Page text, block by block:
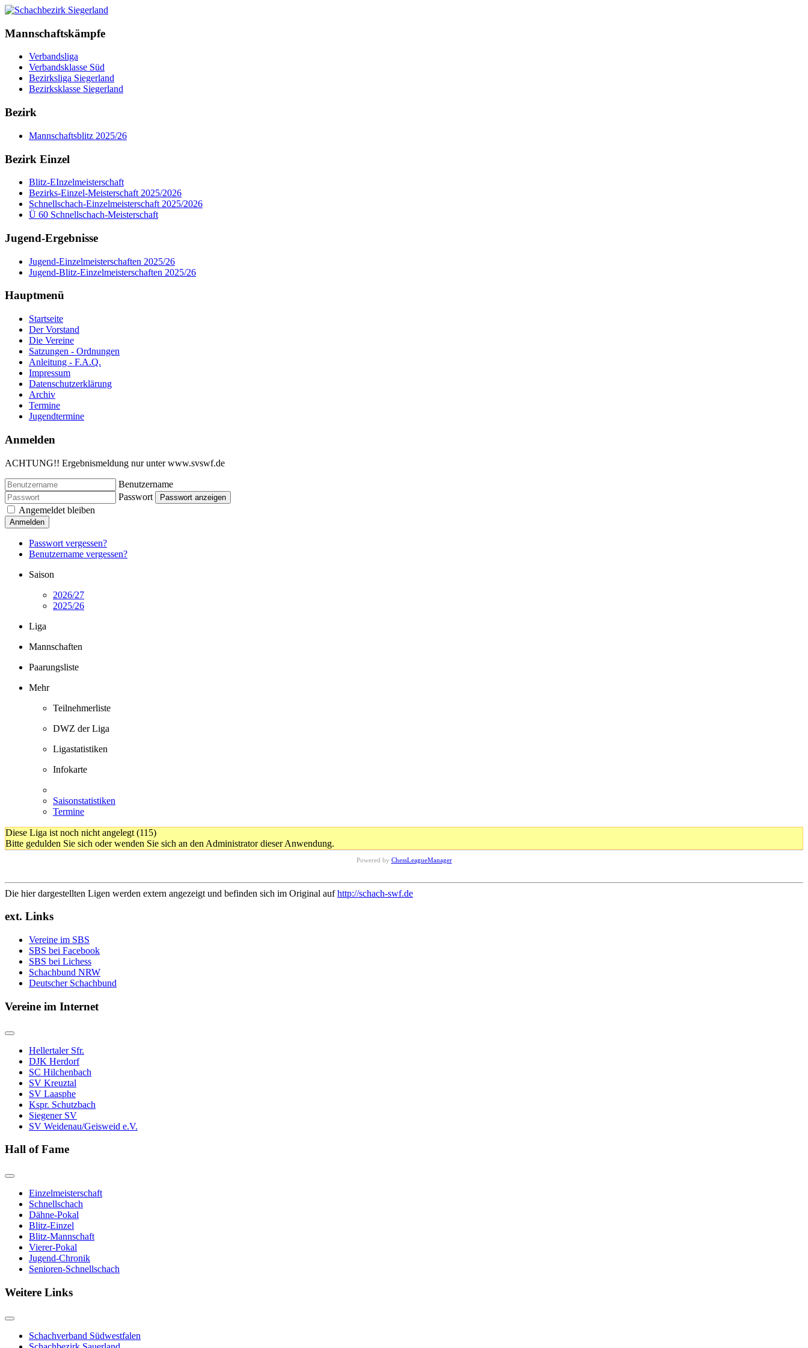
Mannschaftskämpfe
Verbandsliga
Verbandsklasse Süd
Bezirksliga Siegerland
Bezirksklasse Siegerland
Bezirk
Mannschaftsblitz 2025/26
Bezirk Einzel
Blitz-EInzelmeisterschaft
Bezirks-Einzel-Meisterschaft 2025/2026
Schnellschach-Einzelmeisterschaft 2025/2026
Ü 60 Schnellschach-Meisterschaft
Jugend-Ergebnisse
Jugend-Einzelmeisterschaften 2025/26
Jugend-Blitz-Einzelmeisterschaften 2025/26
Hauptmenü
Startseite
Der Vorstand
Die Vereine
Satzungen - Ordnungen
Anleitung - F.A.Q.
Impressum
Datenschutzerklärung
Archiv
Termine
Jugendtermine
Anmelden
ACHTUNG!! Ergebnismeldung nur unter www.svswf.de
Benutzername
Passwort
Passwort anzeigen
Angemeldet bleiben
Anmelden
Passwort vergessen?
Benutzername vergessen?
Saison
2026/27
2025/26
Liga
Mannschaften
Paarungsliste
Mehr
Teilnehmerliste
DWZ der Liga
Ligastatistiken
Infokarte
Saisonstatistiken
Termine
Diese Liga ist noch nicht angelegt (115)
Bitte gedulden Sie sich oder wenden Sie sich an den Administrator dieser Anwendung.
Powered by ChessLeagueManager
Die hier dargestellten Ligen werden extern angezeigt und befinden sich im Original aufhttp://schach-swf.de
ext. Links
Vereine im SBS
SBS bei Facebook
SBS bei Lichess
Schachbund NRW
Deutscher Schachbund
Vereine im Internet
Hellertaler Sfr.
DJK Herdorf
SC Hilchenbach
SV Kreuztal
SV Laasphe
Kspr. Schutzbach
Siegener SV
SV Weidenau/Geisweid e.V.
Hall of Fame
Einzelmeisterschaft
Schnellschach
Dähne-Pokal
Blitz-Einzel
Blitz-Mannschaft
Vierer-Pokal
Jugend-Chronik
Senioren-Schnellschach
Weitere Links
Schachverband Südwestfalen